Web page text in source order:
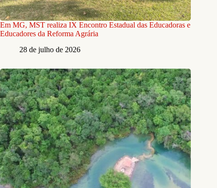
Em MG, MST realiza IX Encontro Estadual das Educadoras e
Educadores da Reforma Agrária
28 de julho de 2026